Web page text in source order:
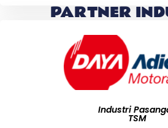
PARTNER
Industri
TSM